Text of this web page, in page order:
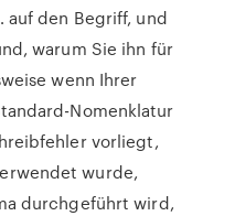
auf den Begriff, und
warum Sie ihn für
wenn Ihrer
Nomenklatur
vorliegt,
wurde,
durchgeführt wird,